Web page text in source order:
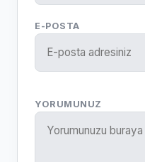
E-POSTA
YORUMUNUZ